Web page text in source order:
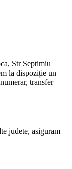
Str Septimiu
la dispoziție un
transfer
judete, asiguram